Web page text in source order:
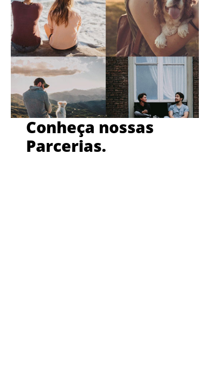
Conheça nossas
Parcerias.